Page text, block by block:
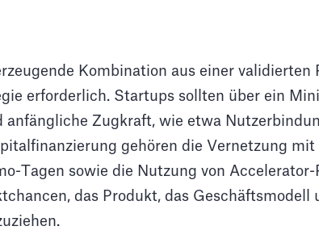
Kombination aus einer validierten
erforderlich. Startups sollten über ein
Zugkraft, wie etwa
gehören die Vernetzung mit
Tagen sowie die Nutzung von
das Produkt, das Geschäftsmodell